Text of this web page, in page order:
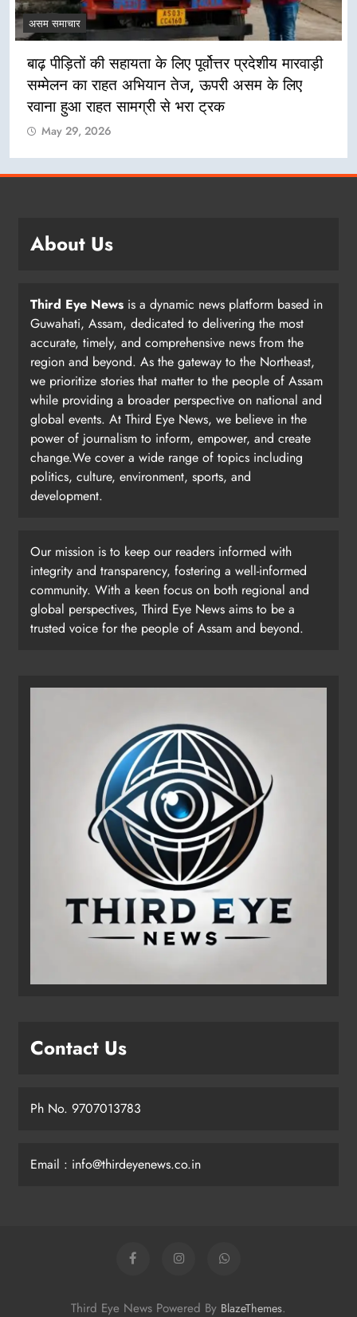
प्रदेशीय मारवाड़ी
ऊपरी असम के लिए
ट्रक
असम समाचार
असम बाढ़ राहत के लिए विदेशों से
नहीं: मुख्यमंत्री हिमंत विश्व शर्मा
May 29, 2026
About Us
Third Eye News is a dynamic news platform based in
Guwahati, Assam, dedicated to delivering the most
accurate, timely, and comprehensive news from the
region and beyond. As the gateway to the Northeast,
we prioritize stories that matter to the people of Assam
while providing a broader perspective on national and
global events. At Third Eye News, we believe in the
power of journalism to inform, empower, and create
change.We cover a wide range of topics including
politics, culture, environment, sports, and
development.
Our mission is to keep our readers informed with
integrity and transparency, fostering a well-informed
community. With a keen focus on both regional and
global perspectives, Third Eye News aims to be a
trusted voice for the people of Assam and beyond.
Contact Us
Ph No. 9707013783
Email : info@thirdeyenews.co.in
Third Eye News Powered By BlazeThemes.